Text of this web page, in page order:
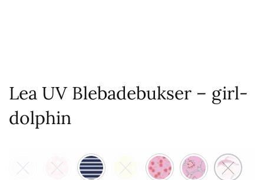
Lea UV Blebadebukser – girl-
dolphin